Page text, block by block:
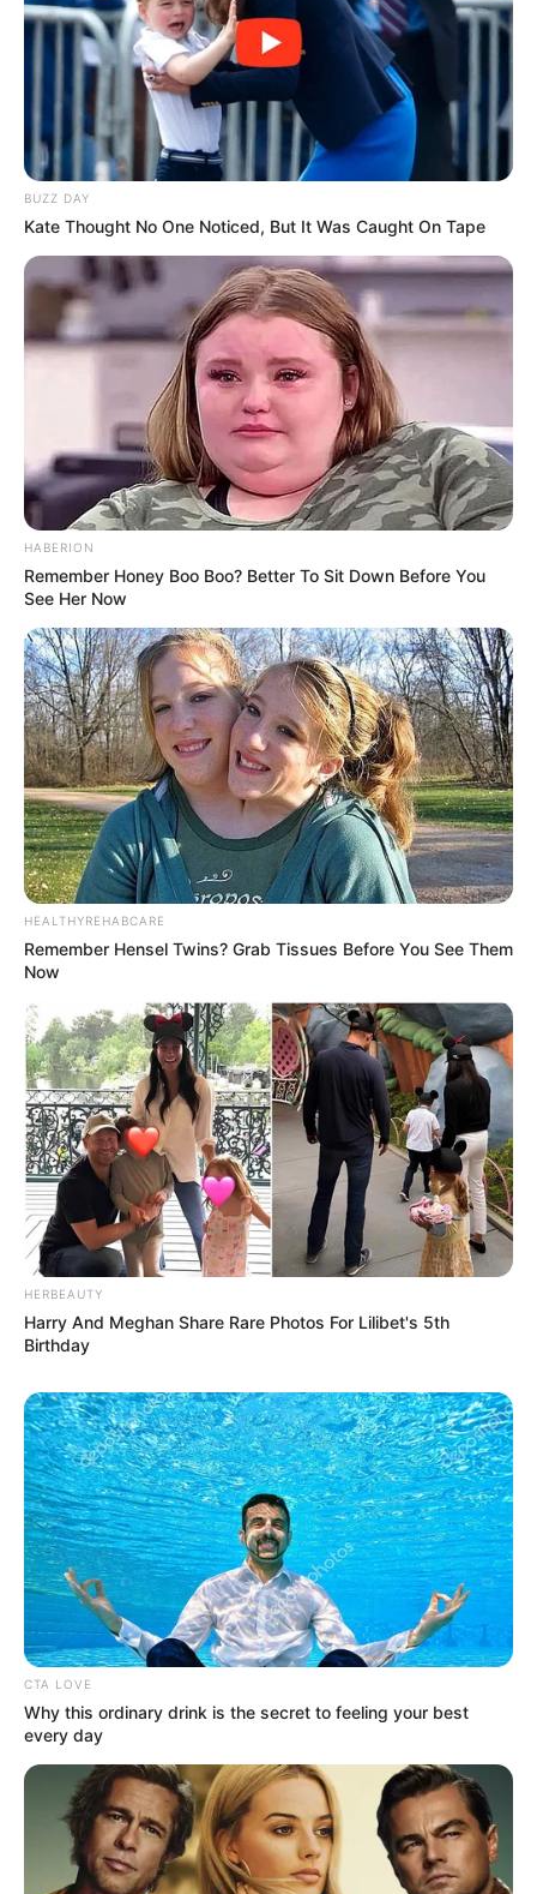
memenangkan kembali hati Kaya. Ia pun dengan cepat belajar
bahasa Inggris dengan seorang guru bahasa Inggris terkenal yang
bernama Pleng.
Namun di luar dugaan, Pleng merupakan teman baik Kaya. Film
ini juga telah di-remake dengan bahasa Indonesia dengan judul
Love You… Love You Notyang telah dirilis pada pertengahan
Film Thailand romantis sering menyuguhkan potongan cerita yang
manis dan kadang tidak terduga. Ceritanya menarik ditonton saat
waktu luang.
Sebelumnya
TAGS FILM THAILAND FILM THAILAND ROMANTIS ROMANTIS
BUZZ DAY
Kate Thought No One Noticed, But It Was Caught On Tape
HABERION
Remember Honey Boo Boo? Better To Sit Down Before You
See Her Now
HEALTHYREHABCARE
Remember Hensel Twins? Grab Tissues Before You See Them
Now
HERBEAUTY
Harry And Meghan Share Rare Photos For Lilibet's 5th
Birthday
CTA LOVE
Why this ordinary drink is the secret to feeling your best
every day